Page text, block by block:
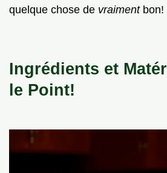
quelque chose de vraiment bon!
Ingrédients et
le Point!